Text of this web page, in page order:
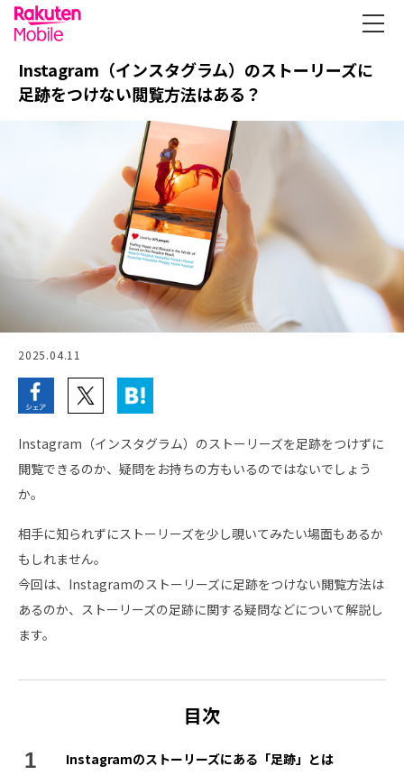
Instagram（インスタグラム）のストーリーズに
足跡をつけない閲覧方法はある？
2025.04.11
Instagram（インスタグラム）のストーリーズを足跡をつけずに
閲覧できるのか、疑問をお持ちの方もいるのではないでしょう
か。
相手に知られずにストーリーズを少し覗いてみたい場面もあるか
もしれません。
今回は、Instagramのストーリーズに足跡をつけない閲覧方法は
あるのか、ストーリーズの足跡に関する疑問などについて解説し
ます。
目次
Instagramのストーリーズにある「足跡」とは